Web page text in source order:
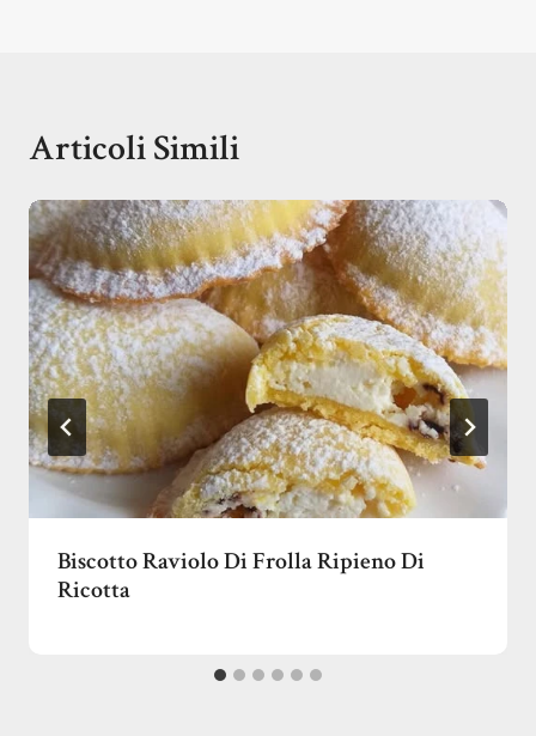
Articoli Simili
Biscotto Raviolo Di Frolla Ripieno Di
Ricotta